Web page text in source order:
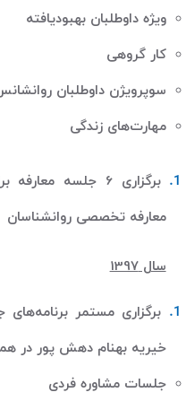
ویژه داوطلبان بهبودیافته‌
کار گروهی
سوپرویژن داوطلبان
مهارت‌های زندگی
معارفه تخصصی روانشناسان
سال 1397
برگزاری مستمر
خیریه بهنام دهش پور در
جلسات مشاوره فردی